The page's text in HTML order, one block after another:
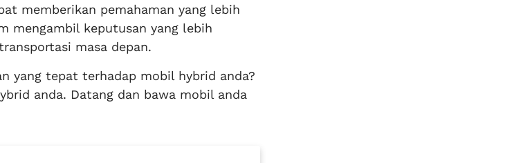
memberikan pemahaman yang lebih
mengambil keputusan yang lebih
masa depan.
yang tepat terhadap mobil hybrid anda?
anda. Datang dan bawa mobil anda